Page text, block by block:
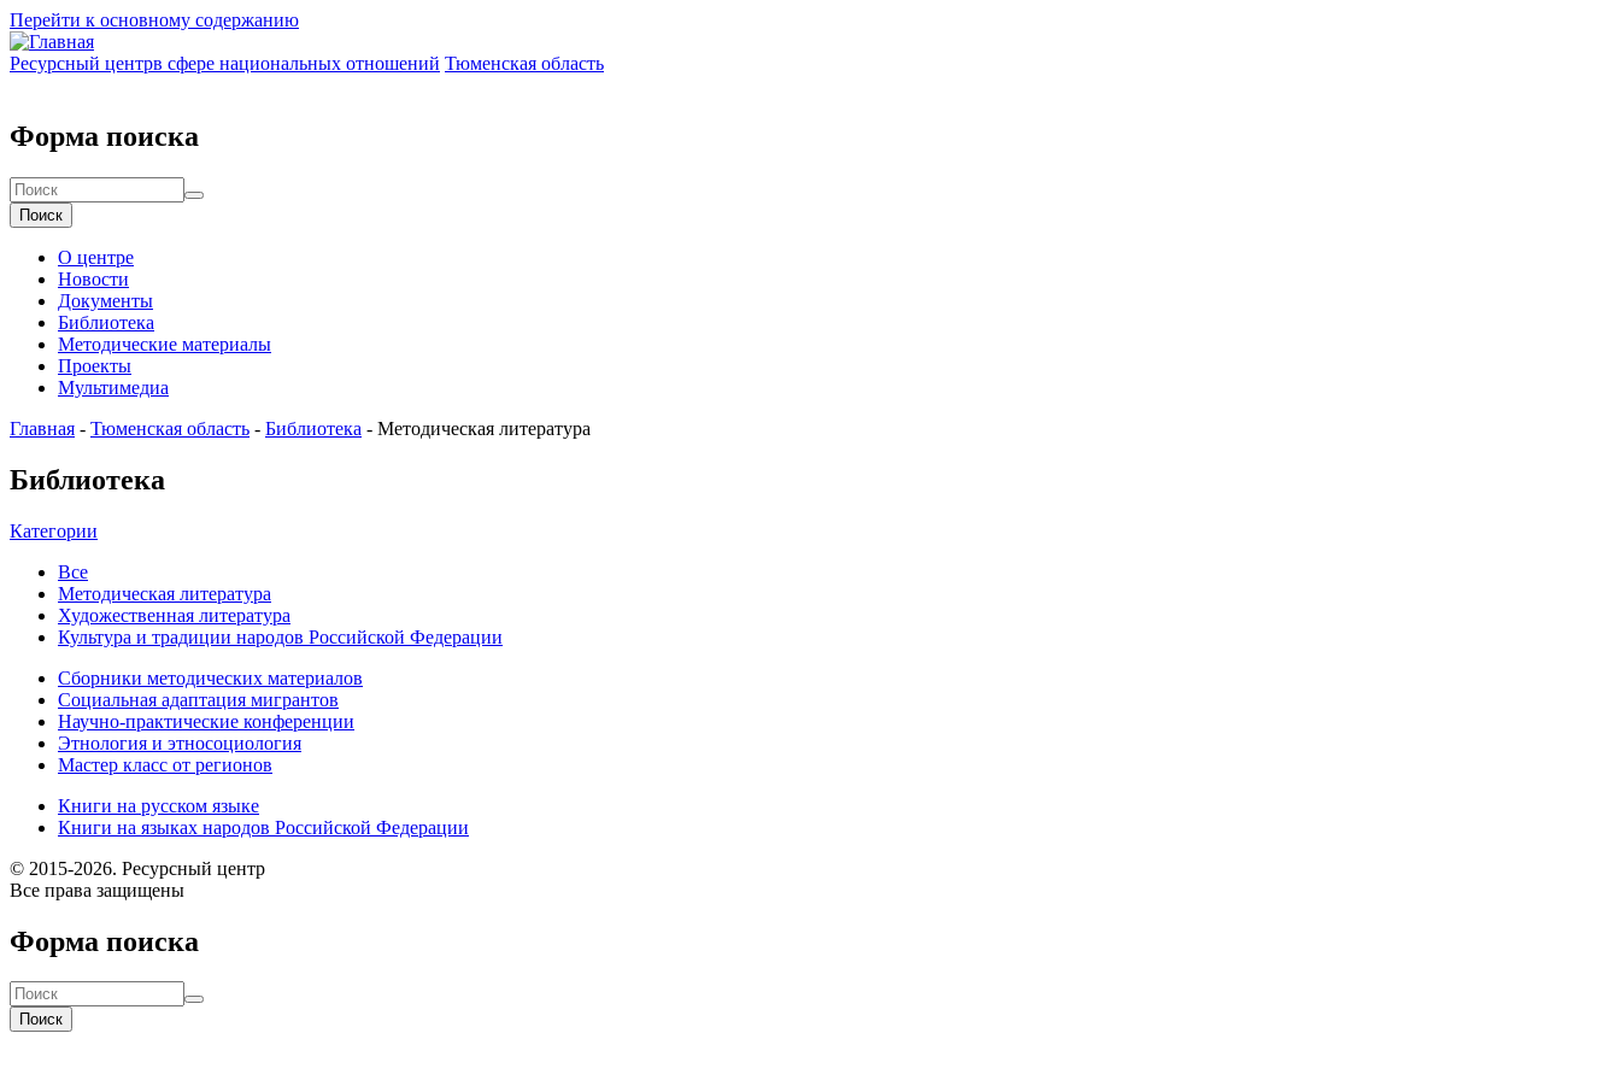
Перейти к основному содержанию
Ресурсный центрв сфере национальных отношений Тюменская область
Форма поиска
Поиск
О центре
Новости
Документы
Библиотека
Методические материалы
Проекты
Мультимедиа
Главная - Тюменская область - Библиотека - Методическая литература
Библиотека
Категории
Все
Методическая литература
Художественная литература
Культура и традиции народов Российской Федерации
Сборники методических материалов
Социальная адаптация мигрантов
Научно-практические конференции
Этнология и этносоциология
Мастер класс от регионов
Книги на русском языке
Книги на языках народов Российской Федерации
© 2015-2026. Ресурсный центр
Все права защищены
Форма поиска
Поиск